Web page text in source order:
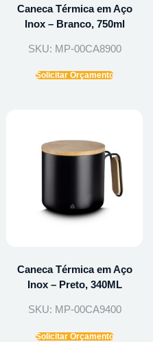
Caneca Térmica em Aço
Inox – Branco, 750ml
SKU: MP-00CA8900
Solicitar Orçamento
Caneca Térmica em Aço
Inox – Preto, 340ML
SKU: MP-00CA9400
Solicitar Orçamento